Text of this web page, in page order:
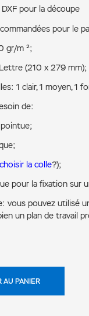
pour la découpe
pour le
gr/m ²;
(210 x 279 mm);
1 clair, 1 moyen, 1
de:
la colle?);
pour la fixation sur
vous pouvez utilisé
un plan de travail
AU PANIER